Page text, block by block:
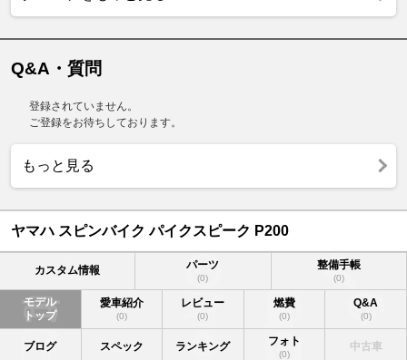
Q&A・質問
登録されていません。
ご登録をお待ちしております。
もっと見る
ヤマハ スピンバイク パイクスピーク P200
カスタム情報 パーツ
(0)
整備手帳
(0)
モデル
トップ
愛車紹介
(0)
レビュー
(0)
燃費
(0)
Q&A
(0)
ブログ スペック ランキング フォト
(0)
中古車